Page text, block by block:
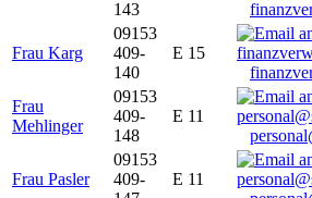
143
Frau Karg
09153
409-
140
E 15
Frau
Mehlinger
09153
409-
148
E 11
Frau Pasler
09153
409-
E 11